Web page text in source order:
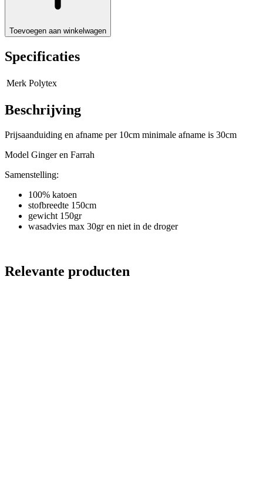
Toevoegen aan winkelwagen
Specificaties
Merk Polytex
Beschrijving
Prijsaanduiding en afname per 10cm minimale afname is 30cm
Model Ginger en Farrah
Samenstelling:
100% katoen
stofbreedte 150cm
gewicht 150gr
wasadvies max 30gr en niet in de droger
Relevante producten